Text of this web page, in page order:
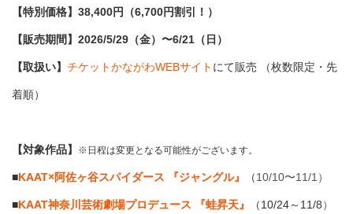
【特別価格】38,400円（6,700円割引！）
【販売期間】2026/5/29（金）〜6/21（日）
【取扱い】 チケットかながわWEBサイト にて販売 （枚数限定・先
着順）
【対象作品】 ※日程は変更となる可能性がございます。
■KAAT×阿佐ヶ谷スパイダース 『ジャングル』 （10/10〜11/1）
■KAAT神奈川芸術劇場プロデュース 『蛙昇天』 （10/24～11/8）